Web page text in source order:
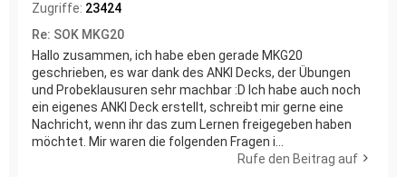
Zugriffe: 23424
Re: SOK MKG20
Hallo zusammen, ich habe eben gerade MKG20
geschrieben, es war dank des ANKI Decks, der Übungen
und Probeklausuren sehr machbar :D Ich habe auch noch
ein eigenes ANKI Deck erstellt, schreibt mir gerne eine
Nachricht, wenn ihr das zum Lernen freigegeben haben
möchtet. Mir waren die folgenden Fragen i...
Rufe den Beitrag auf